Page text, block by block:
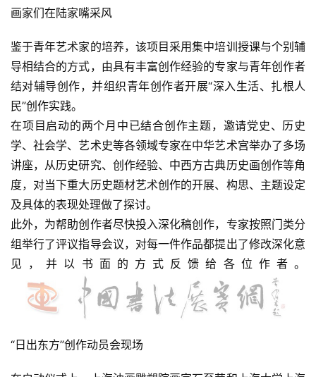
画家们在陆家嘴采风
鉴于青年艺术家的培养，该项目采用集中培训授课与个别辅
导相结合的方式，由具有丰富创作经验的专家与青年创作者
结对辅导创作，并组织青年创作者开展“深入生活、扎根人
民”创作实践。
在项目启动的两个月中已结合创作主题，邀请党史、历史
学、社会学、艺术史等各领域专家在中华艺术宫举办了多场
讲座，从历史研究、创作经验、中西方古典历史画创作等角
度，对当下重大历史题材艺术创作的开展、构思、主题设定
及具体的表现处理做了探讨。
此外，为帮助创作者尽快投入深化稿创作，专家按照门类分
组举行了评议指导会议，对每一件作品都提出了修改深化意
见，并以书面的方式反馈给各位作者。
“日出东方”创作动员会现场